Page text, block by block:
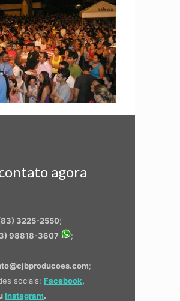
agora
3225-2550;
98818-3607
;
;
sociais: Facebook,
Instagram.